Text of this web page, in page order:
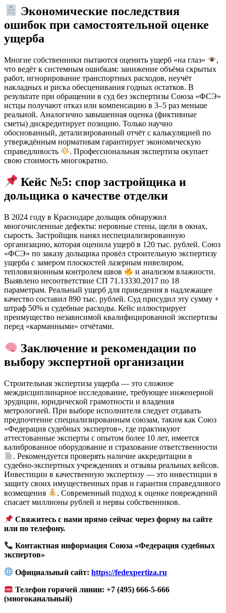
Экономические последствия
ошибок при самостоятельной оценке
ущерба
Многие собственники пытаются оценить ущерб «на глаз»
,
что ведёт к системным ошибкам: занижение объёма скрытых
работ, игнорирование транспортных расходов, неучёт
накладных и риска обесценивания годных остатков. В
результате при обращении в суд без экспертизы Союза «ФСЭ»
истцы получают отказ или компенсацию в 3–5 раз меньше
реальной. Аналогично завышенная оценка (фиктивные
сметы) дискредитирует позицию. Только научно
обоснованный, детализированный отчёт с калькуляцией по
утверждённым нормативам гарантирует экономическую
справедливость
. Профессиональная экспертиза окупает
свою стоимость многократно.
Кейс №5: спор застройщика и
дольщика о качестве отделки
В 2024 году в Краснодаре дольщик обнаружил
многочисленные дефекты: неровные стены, щели в окнах,
сырость. Застройщик нанял неспециализированную
организацию, которая оценила ущерб в 120 тыс. рублей. Союз
«ФСЭ» по заказу дольщика провёл строительную экспертизу
ущерба с замером плоскостей лазерным нивелиром,
тепловизионным контролем швов
и анализом влажности.
Выявлено несоответствие СП 71.13330.2017 по 18
параметрам. Реальный ущерб для приведения в надлежащее
качество составил 890 тыс. рублей. Суд присудил эту сумму +
штраф 50% и судебные расходы. Кейс иллюстрирует
преимущество независимой квалифицированной экспертизы
перед «карманными» отчётами.
Заключение и рекомендации по
выбору экспертной организации
Строительная экспертиза ущерба — это сложное
междисциплинарное исследование, требующее инженерной
эрудиции, юридической грамотности и владения
метрологией. При выборе исполнителя следует отдавать
предпочтение специализированным союзам, таким как Союз
«Федерация судебных экспертов», где практикуют
аттестованные эксперты с опытом более 10 лет, имеется
калиброванное оборудование и страхование ответственности
. Рекомендуется проверять наличие аккредитации в
судебно-экспертных учреждениях и отзывы реальных кейсов.
Инвестиции в качественную экспертизу — это инвестиции в
защиту своих имущественных прав и гарантия справедливого
возмещения
. Современный подход к оценке повреждений
спасает миллионы рублей и нервы собственников.
Свяжитесь с нами прямо сейчас через форму на сайте
или по телефону.
Контактная информация Союза «Федерация судебных
экспертов»
Официальный сайт: https://fedexpertiza.ru
Телефон горячей линии: +7 (495) 666-5-666
(многоканальный)